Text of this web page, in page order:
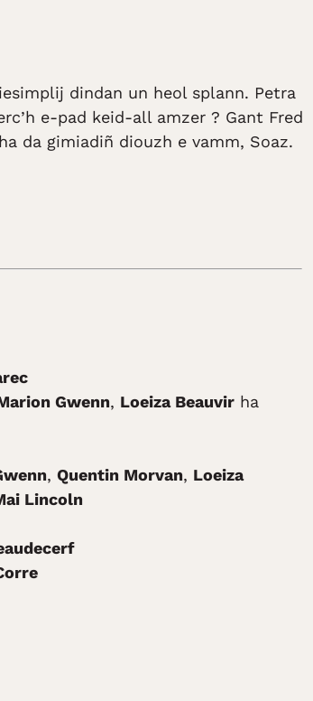
dindan un heol splann. Petra
e-pad keid-all amzer ? Gant Fred
da gimiadiñ diouzh e vamm, Soaz.
Gwenn, Loeiza Beauvir ha
, Quentin Morvan, Loeiza
Lincoln